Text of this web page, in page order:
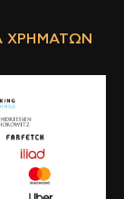
ΧΡΗΜΆΤΩΝ